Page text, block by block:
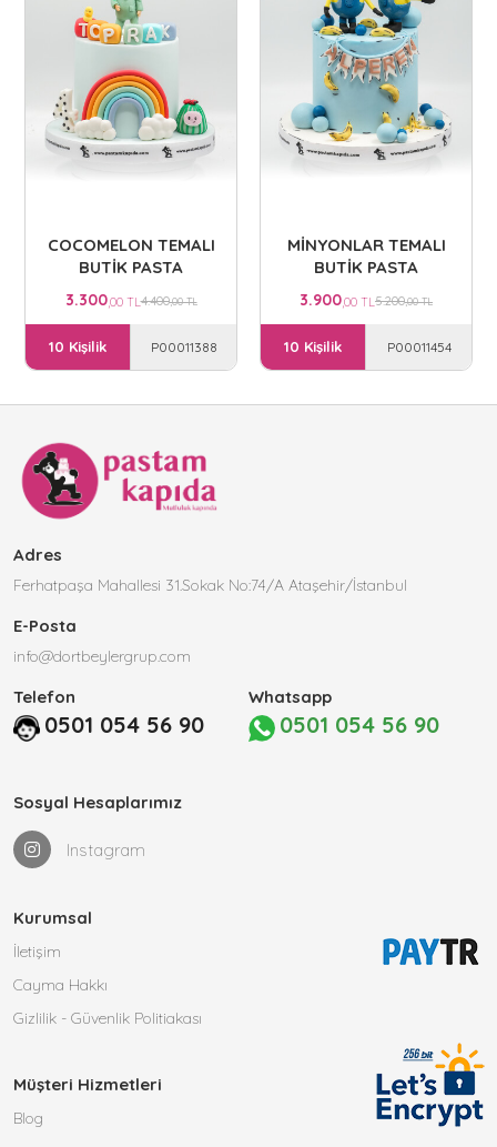
COCOMELON TEMALI
BUTİK PASTA
3.300,00 TL4.400,00 TL
10 Kişilik P00011388
MİNYONLAR TEMALI
BUTİK PASTA
3.900,00 TL5.200,00 TL
10 Kişilik P00011454
Adres
Ferhatpaşa Mahallesi 31.Sokak No:74/A Ataşehir/İstanbul
E-Posta
info@dortbeylergrup.com
Telefon
0501 054 56 90
Whatsapp
0501 054 56 90
Sosyal Hesaplarımız
Instagram
Kurumsal
İletişim
Cayma Hakkı
Gizlilik - Güvenlik Politiakası
Müşteri Hizmetleri
Blog